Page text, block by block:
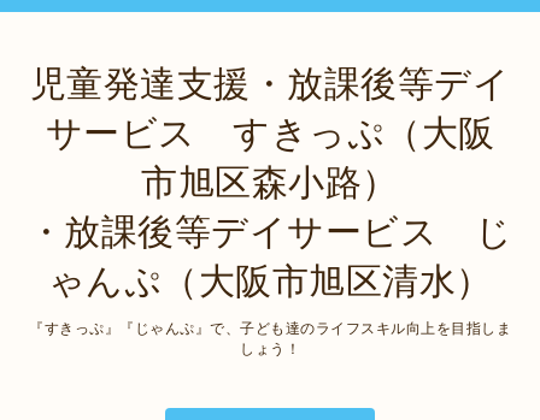
児童発達支援・放課後等デイ
サービス すきっぷ（大阪
市旭区森小路）
・放課後等デイサービス じ
ゃんぷ（大阪市旭区清水）
『すきっぷ』『じゃんぷ』で、子ども達のライフスキル向上を目指しま
しょう！